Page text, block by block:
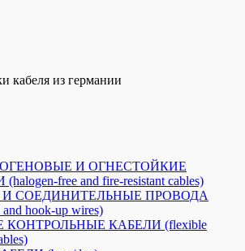
кабеля из германии
И ОГНЕСТОЙКИЕ
free and fire-resistant cables)
СОЕДИНИТЕЛЬНЫЕ ПРОВОДА
and hook-up wires)
КОНТРОЛЬНЫЕ КАБЕЛИ (flexible